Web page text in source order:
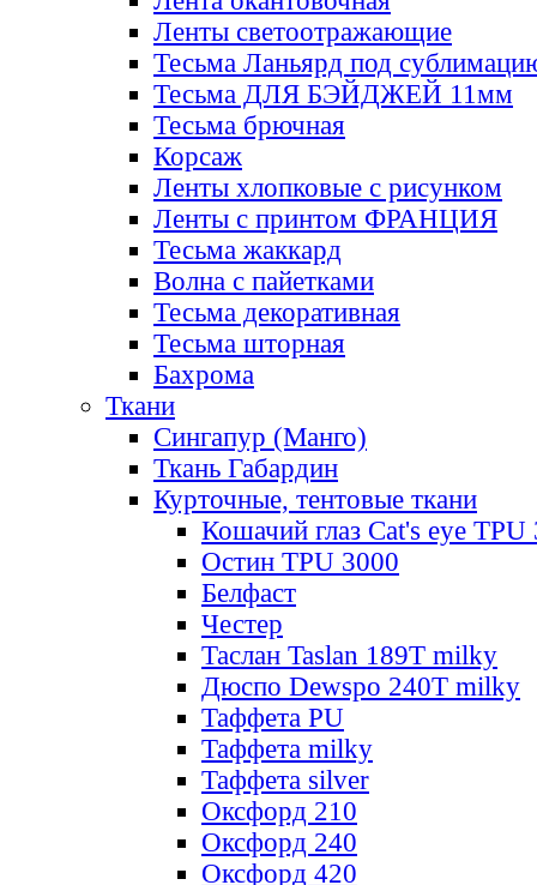
Ленты светоотражающие
Тесьма Ланьярд под
Тесьма ДЛЯ БЭЙДЖЕЙ 11мм
Тесьма брючная
Корсаж
Ленты хлопковые с рисунком
Ленты с принтом ФРАНЦИЯ
Тесьма жаккард
Волна с пайетками
Тесьма декоративная
Тесьма шторная
Бахрома
Ткани
Сингапур (Манго)
Ткань Габардин
Курточные, тентовые ткани
Кошачий глаз Cat's eye TPU
Остин TPU 3000
Белфаст
Честер
Таслан Taslan 189T milky
Дюспо Dewspo 240T milky
Таффета PU
Таффета milky
Таффета silver
Оксфорд 210
Оксфорд 240
Оксфорд 420